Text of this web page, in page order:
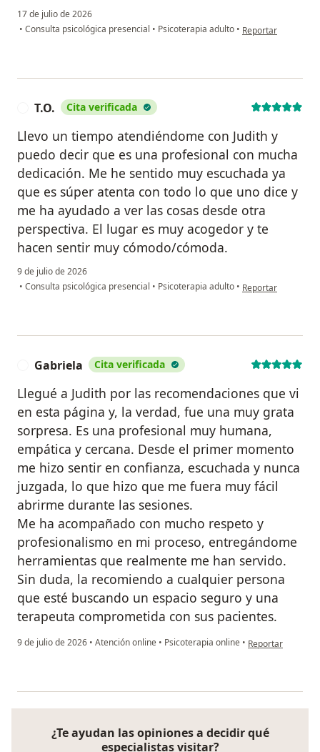
17 de julio de 2026
• Consulta psicológica presencial • Psicoterapia adulto • en opinión del
Reportar
T.O. Cita verificada
Llevo un tiempo atendiéndome con Judith y
puedo decir que es una profesional con mucha
dedicación. Me he sentido muy escuchada ya
que es súper atenta con todo lo que uno dice y
me ha ayudado a ver las cosas desde otra
perspectiva. El lugar es muy acogedor y te
hacen sentir muy cómodo/cómoda.
9 de julio de 2026
• Consulta psicológica presencial • Psicoterapia adulto • en opinión del
Reportar
Gabriela Cita verificada
Llegué a Judith por las recomendaciones que vi
en esta página y, la verdad, fue una muy grata
sorpresa. Es una profesional muy humana,
empática y cercana. Desde el primer momento
me hizo sentir en confianza, escuchada y nunca
juzgada, lo que hizo que me fuera muy fácil
abrirme durante las sesiones.
Me ha acompañado con mucho respeto y
profesionalismo en mi proceso, entregándome
herramientas que realmente me han servido.
Sin duda, la recomiendo a cualquier persona
que esté buscando un espacio seguro y una
terapeuta comprometida con sus pacientes.
9 de julio de 2026 • Atención online • Psicoterapia online • en opinión del
Reportar
¿Te ayudan las opiniones a decidir qué
especialistas visitar?